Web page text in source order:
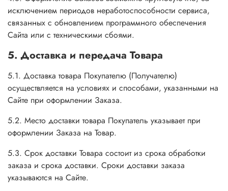
исключением периодов неработоспособности сервиса,
связанных с обновлением программного обеспечения
Сайта или с техническими сбоями.
5. Доставка и передача Товара
5.1. Доставка товара Покупателю (Получателю)
осуществляется на условиях и способами, указанными на
Сайте при оформлении Заказа.
5.2. Место доставки товара Покупатель указывает при
оформлении Заказа на Товар.
5.3. Срок доставки Товара состоит из срока обработки
заказа и срока доставки. Сроки доставки заказа
указываются на Сайте.